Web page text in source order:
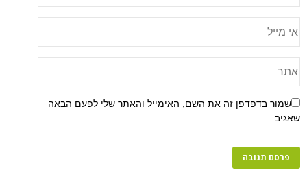
זה את השם, האימייל והאתר שלי לפעם הבאה